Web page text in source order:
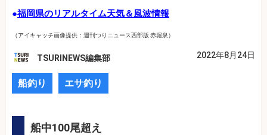
●福岡県のリアルタイム天気＆風波情報
（アイキャッチ画像提供：週刊つりニュース西部版 赤堀泉）
TSURINEWS編集部 2022年8月24日
船釣り エサ釣り
船中100尾超え